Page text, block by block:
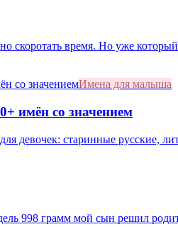
скоротать время. Но уже
Имена для малыша
имён со значением
девочек: старинные русские,
998 грамм мой сын решил